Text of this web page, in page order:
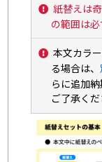
紙替えは
の範囲は
本文カラ
る場合は、
らに追加
ご了承くだ